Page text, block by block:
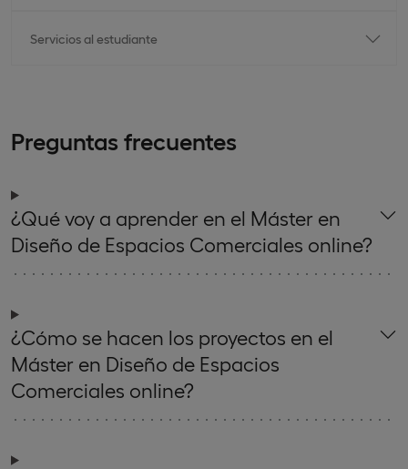
Servicios al estudiante
Preguntas frecuentes
¿Qué voy a aprender en el Máster en
Diseño de Espacios Comerciales online?
¿Cómo se hacen los proyectos en el
Máster en Diseño de Espacios
Comerciales online?